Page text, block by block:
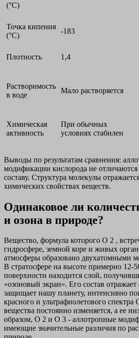
(°С)
Точка кипения
(°С)
-183
Плотность 1,4
Растворимость
в воде
Мало растворяется
Химическая
активность
При обычных
условиях стабилен
Выводы по результатам сравнения:
модификации кислорода не отличаются
составу. Структура молекулы
химических свойствах веществ.
Одинаковое ли
и озона в природе?
Вещество, формула которого O 2 ,
гидросфере, земной коре и живых
атмосферы образовано двухатомными
В стратосфере на высоте примерно 12-
поверхности находится слой,
«озоновый экран». Его состав
защищает нашу планету, интенсивно
красного и ультрафиолетового
вещества постоянно изменяется, а ее
образом, O 2 и O 3 - аллотропные
имеющие значительные различия по